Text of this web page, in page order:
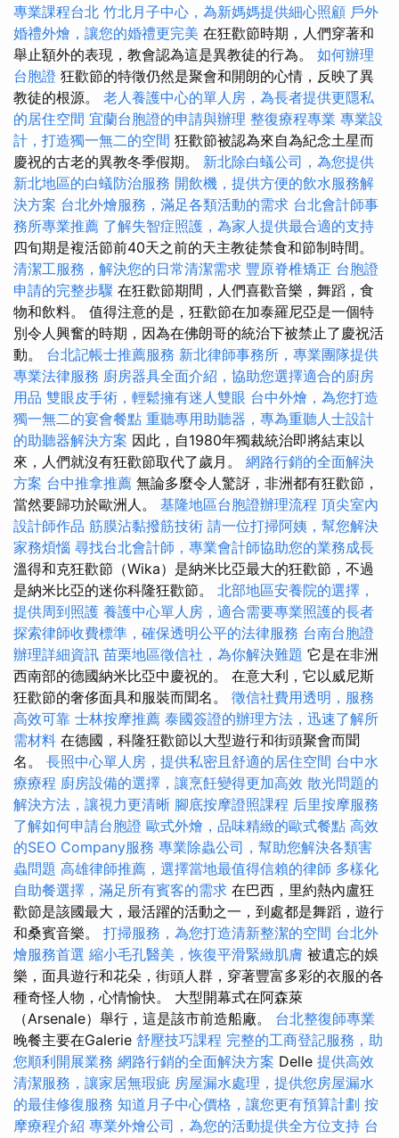
專業課程台北 竹北月子中心，為新媽媽提供細心照顧 戶外
婚禮外燴，讓您的婚禮更完美 在狂歡節時期，人們穿著和
舉止額外的表現，教會認為這是異教徒的行為。 如何辦理
台胞證 狂歡節的特徵仍然是聚會和開朗的心情，反映了異
教徒的根源。 老人養護中心的單人房，為長者提供更隱私
的居住空間 宜蘭台胞證的申請與辦理 整復療程專業 專業設
計，打造獨一無二的空間 狂歡節被認為來自為紀念土星而
慶祝的古老的異教冬季假期。 新北除白蟻公司，為您提供
新北地區的白蟻防治服務 開飲機，提供方便的飲水服務解
決方案 台北外燴服務，滿足各類活動的需求 台北會計師事
務所專業推薦 了解失智症照護，為家人提供最合適的支持
四旬期是複活節前40天之前的天主教徒禁食和節制時間。
清潔工服務，解決您的日常清潔需求 豐原脊椎矯正 台胞證
申請的完整步驟 在狂歡節期間，人們喜歡音樂，舞蹈，食
物和飲料。 值得注意的是，狂歡節在加泰羅尼亞是一個特
別令人興奮的時期，因為在佛朗哥的統治下被禁止了慶祝活
動。 台北記帳士推薦服務 新北律師事務所，專業團隊提供
專業法律服務 廚房器具全面介紹，協助您選擇適合的廚房
用品 雙眼皮手術，輕鬆擁有迷人雙眼 台中外燴，為您打造
獨一無二的宴會餐點 重聽專用助聽器，專為重聽人士設計
的助聽器解決方案 因此，自1980年獨裁統治即將結束以
來，人們就沒有狂歡節取代了歲月。 網路行銷的全面解決
方案 台中推拿推薦 無論多麼令人驚訝，非洲都有狂歡節，
當然要歸功於歐洲人。 基隆地區台胞證辦理流程 頂尖室內
設計師作品 筋膜沾黏撥筋技術 請一位打掃阿姨，幫您解決
家務煩惱 尋找台北會計師，專業會計師協助您的業務成長
溫得和克狂歡節（Wika）是納米比亞最大的狂歡節，不過
是納米比亞的迷你科隆狂歡節。 北部地區安養院的選擇，
提供周到照護 養護中心單人房，適合需要專業照護的長者
探索律師收費標準，確保透明公平的法律服務 台南台胞證
辦理詳細資訊 苗栗地區徵信社，為你解決難題 它是在非洲
西南部的德國納米比亞中慶祝的。 在意大利，它以威尼斯
狂歡節的奢侈面具和服裝而聞名。 徵信社費用透明，服務
高效可靠 士林按摩推薦 泰國簽證的辦理方法，迅速了解所
需材料 在德國，科隆狂歡節以大型遊行和街頭聚會而聞
名。 長照中心單人房，提供私密且舒適的居住空間 台中水
療療程 廚房設備的選擇，讓烹飪變得更加高效 散光問題的
解決方法，讓視力更清晰 腳底按摩證照課程 后里按摩服務
了解如何申請台胞證 歐式外燴，品味精緻的歐式餐點 高效
的SEO Company服務 專業除蟲公司，幫助您解決各類害
蟲問題 高雄律師推薦，選擇當地最值得信賴的律師 多樣化
自助餐選擇，滿足所有賓客的需求 在巴西，里約熱內盧狂
歡節是該國最大，最活躍的活動之一，到處都是舞蹈，遊行
和桑賓音樂。 打掃服務，為您打造清新整潔的空間 台北外
燴服務首選 縮小毛孔醫美，恢復平滑緊緻肌膚 被遺忘的娛
樂，面具遊行和花朵，街頭人群，穿著豐富多彩的衣服的各
種奇怪人物，心情愉快。 大型開幕式在阿森萊
（Arsenale）舉行，這是該市前造船廠。 台北整復師專業
晚餐主要在Galerie 舒壓技巧課程 完整的工商登記服務，助
您順利開展業務 網路行銷的全面解決方案 Delle 提供高效
清潔服務，讓家居無瑕疵 房屋漏水處理，提供您房屋漏水
的最佳修復服務 知道月子中心價格，讓您更有預算計劃 按
摩療程介紹 專業外燴公司，為您的活動提供全方位支持 台